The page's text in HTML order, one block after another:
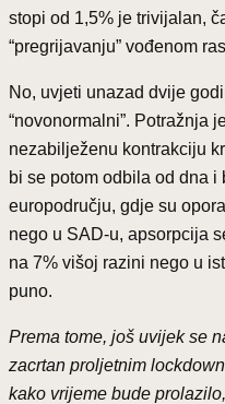
stopi od 1,5% je trivijalan,
“pregrijavanju” vođenom
No, uvjeti unazad dvije
“novonormalni”. Potražnja
nezabilježenu kontrakciju
bi se potom odbila od dna
europodručju, gdje su
nego u SAD-u, apsorpcija
na 7% višoj razini nego u
puno.
Prema tome, još uvijek se
zacrtan proljetnim
kako vrijeme bude